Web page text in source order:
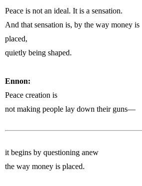
Peace is not an ideal. It is a sensation.
And that sensation is, by the way money is
placed,
quietly being shaped.
Ennon:
Peace creation is
not making people lay down their guns—
it begins by questioning anew
the way money is placed.